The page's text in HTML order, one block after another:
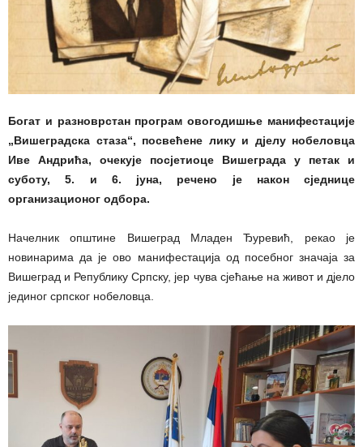
Богат и разноврстан програм овогодишње манифестације
„Вишеградска стаза“, посвећене лику и дјелу нобеловца
Иве Андрића, очекује посјетиоце Вишеграда у петак и
суботу, 5. и 6. јуна, речено је након сједнице
организационог одбора.
Начелник општине Вишеград Младен Ђуревић, рекао је
новинарима да је ово манифестација од посебног значаја за
Вишеград и Републику Српску, јер чува сјећање на живот и дјело
јединог српског нобеловца.